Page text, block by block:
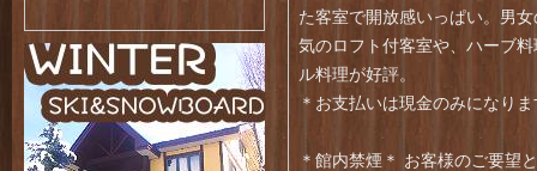
た客室で開放感いっぱい。男
気のロフト付客室や、ハーブ
ル料理が好評。
＊お支払いは現金のみになり
＊館内禁煙＊ お客様のご要望